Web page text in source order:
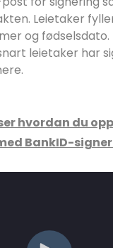
Leietaker
og fødselsdato.
leietaker har
hvordan du
BankID-